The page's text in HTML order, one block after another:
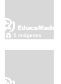
5 imágenes